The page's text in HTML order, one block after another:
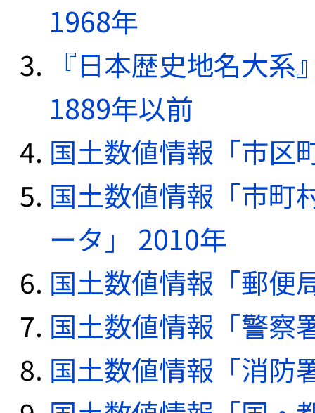
1968年
『日本歴史地名大
1889年以前
国土数値情報「市区
国土数値情報「市町
ータ」 2010年
国土数値情報「郵便
国土数値情報「警察
国土数値情報「消防